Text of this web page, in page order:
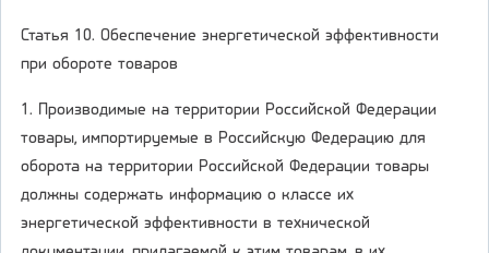
Статья 10. Обеспечение энергетической эффективности
при обороте товаров
1. Производимые на территории Российской Федерации
товары, импортируемые в Российскую Федерацию для
оборота на территории Российской Федерации товары
должны содержать информацию о классе их
энергетической эффективности в технической